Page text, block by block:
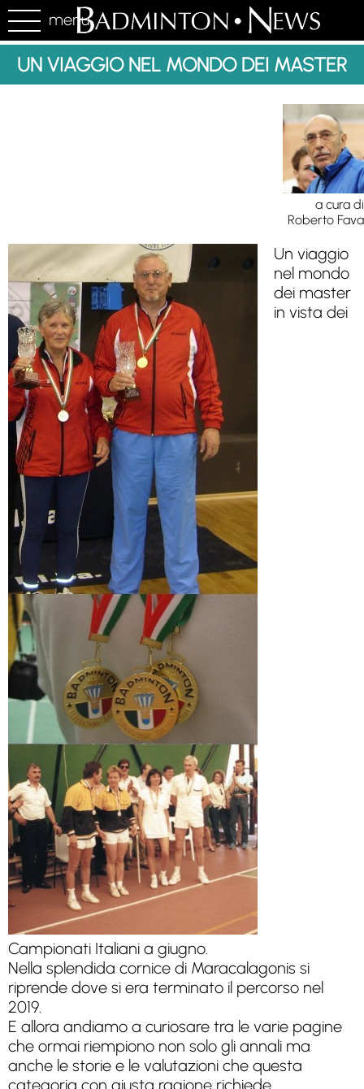
menu
UN VIAGGIO NEL MONDO DEI MASTER
a cura di
Roberto Fava
Un viaggio
nel mondo
dei master
in vista dei
Campionati Italiani a giugno.
Nella splendida cornice di Maracalagonis si
riprende dove si era terminato il percorso nel
2019.
E allora andiamo a curiosare tra le varie pagine
che ormai riempiono non solo gli annali ma
anche le storie e le valutazioni che questa